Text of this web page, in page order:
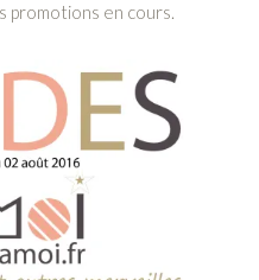
promotions en cours.